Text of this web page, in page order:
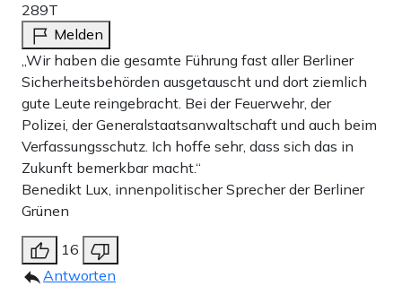
289T
Melden
„Wir haben die gesamte Führung fast aller Berliner
Sicherheitsbehörden ausgetauscht und dort ziemlich
gute Leute reingebracht. Bei der Feuerwehr, der
Polizei, der Generalstaatsanwaltschaft und auch beim
Verfassungsschutz. Ich hoffe sehr, dass sich das in
Zukunft bemerkbar macht.“
Benedikt Lux, innenpolitischer Sprecher der Berliner
Grünen
16
Antworten